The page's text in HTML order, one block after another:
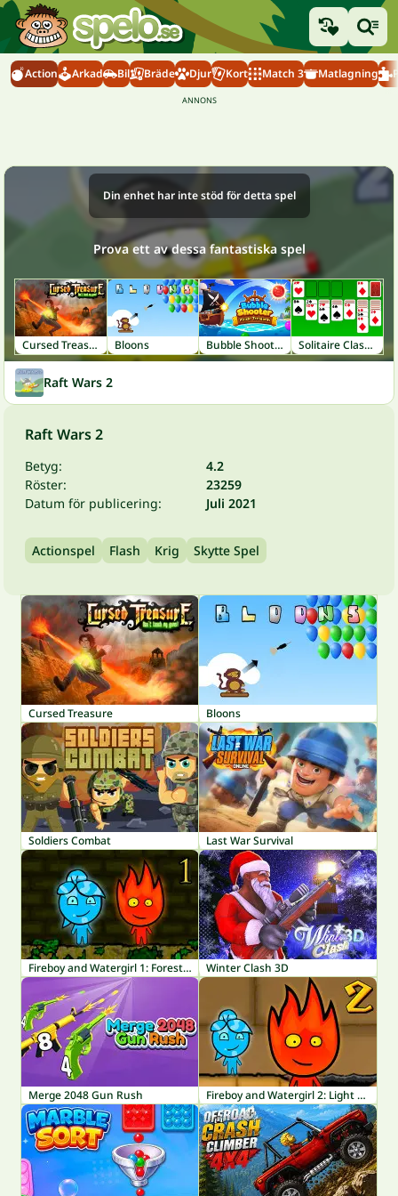
Action Arkad Bil Bräde Djur Kort Match 3 Matlagning
Din enhet har inte stöd för detta spel
Prova ett av dessa fantastiska spel
Cursed Treasure Bloons Bubble Shooter: Pirate Treasures Solitaire Classic
Raft Wars 2
Raft Wars 2
Betyg:
4.2
Röster:
23259
Datum för publicering:
Juli 2021
Actionspel Flash Krig Skytte Spel
Cursed Treasure Bloons
Soldiers Combat Last War Survival
Fireboy and Watergirl 1: Forest Temple Winter Clash 3D
Merge 2048 Gun Rush Fireboy and Watergirl 2: Light Temple